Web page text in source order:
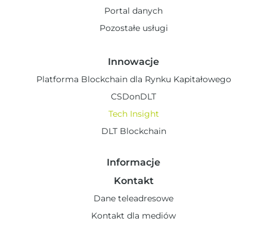
Portal danych
Pozostałe usługi
Innowacje
Platforma Blockchain dla Rynku Kapitałowego
CSDonDLT
Tech Insight
DLT Blockchain
Informacje
Kontakt
Dane teleadresowe
Kontakt dla mediów